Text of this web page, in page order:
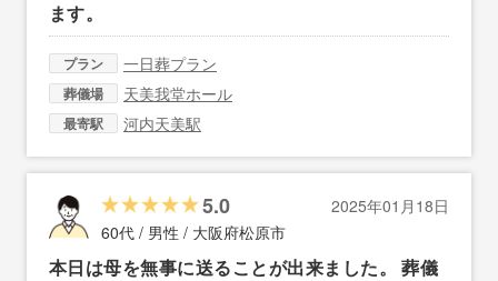
ます。
プラン 一日葬プラン
葬儀場 天美我堂ホール
最寄駅 河内天美駅
5.0
2025年01月18日
60代 / 男性 / 大阪府松原市
本日は母を無事に送ることが出来ました。 葬儀